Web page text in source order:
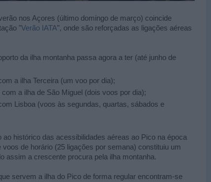
nos Açores (último domingo de março) coincide
"Verão IATA", onde são reforçadas as ligações aéreas
da ilha montanha passa agora a ter (até junho de
a ilha Terceira (um voo por dia);
a ilha de São Miguel (dois voos por dia);
Lisboa (voos às segundas, quartas, sábados e
ao histórico das acessibilidades aéreas ao Pico na época
voos de horário (25 ligações por semana) constituiu um
assim a crescente procura pela ilha montanha.
servem a ilha do Pico de forma regular encontram-se